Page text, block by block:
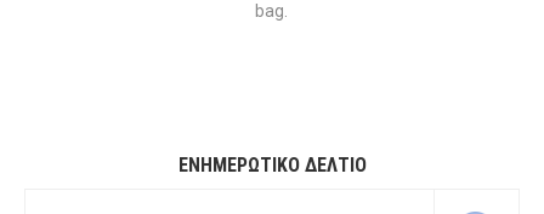
bag.
ΕΝΗΜΕΡΩΤΙΚΌ ΔΕΛΤΊΟ